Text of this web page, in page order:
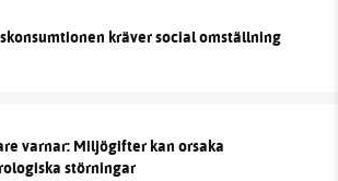
kräver social omställning
varnar: Miljögifter kan orsaka
störningar